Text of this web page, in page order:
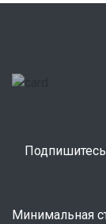
Минимальная